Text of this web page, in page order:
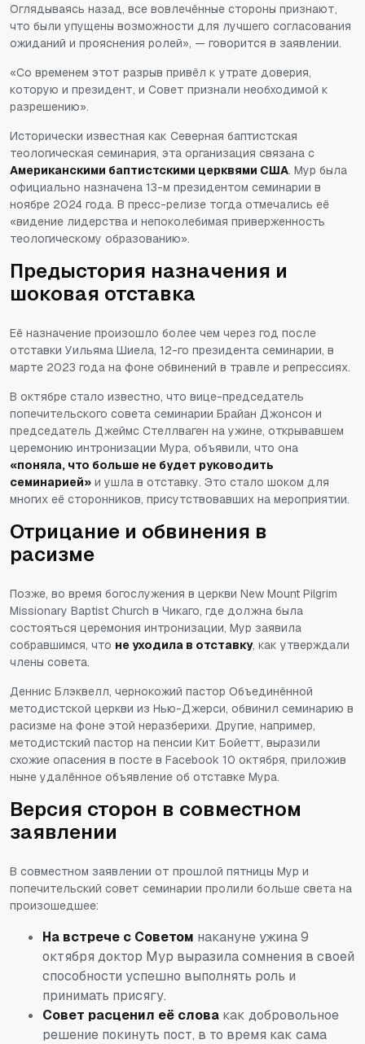
Оглядываясь назад, все вовлечённые стороны признают,
что были упущены возможности для лучшего согласования
ожиданий и прояснения ролей», — говорится в заявлении.
«Со временем этот разрыв привёл к утрате доверия,
которую и президент, и Совет признали необходимой к
разрешению».
Исторически известная как Северная баптистская
теологическая семинария, эта организация связана с
Американскими баптистскими церквями США. Мур была
официально назначена 13-м президентом семинарии в
ноябре 2024 года. В пресс-релизе тогда отмечались её
«видение лидерства и непоколебимая приверженность
теологическому образованию».
Предыстория назначения и
шоковая отставка
Её назначение произошло более чем через год после
отставки Уильяма Шиела, 12-го президента семинарии, в
марте 2023 года на фоне обвинений в травле и репрессиях.
В октябре стало известно, что вице-председатель
попечительского совета семинарии Брайан Джонсон и
председатель Джеймс Стеллваген на ужине, открывавшем
церемонию интронизации Мура, объявили, что она
«поняла, что больше не будет руководить
семинарией» и ушла в отставку. Это стало шоком для
многих её сторонников, присутствовавших на мероприятии.
Отрицание и обвинения в
расизме
Позже, во время богослужения в церкви New Mount Pilgrim
Missionary Baptist Church в Чикаго, где должна была
состояться церемония интронизации, Мур заявила
собравшимся, что не уходила в отставку, как утверждали
члены совета.
Деннис Блэквелл, чернокожий пастор Объединённой
методистской церкви из Нью-Джерси, обвинил семинарию в
расизме на фоне этой неразберихи. Другие, например,
методистский пастор на пенсии Кит Бойетт, выразили
схожие опасения в посте в Facebook 10 октября, приложив
ныне удалённое объявление об отставке Мура.
Версия сторон в совместном
заявлении
В совместном заявлении от прошлой пятницы Мур и
попечительский совет семинарии пролили больше света на
произошедшее:
На встрече с Советом накануне ужина 9
октября доктор Мур выразила сомнения в своей
способности успешно выполнять роль и
принимать присягу.
Совет расценил её слова как добровольное
решение покинуть пост, в то время как сама